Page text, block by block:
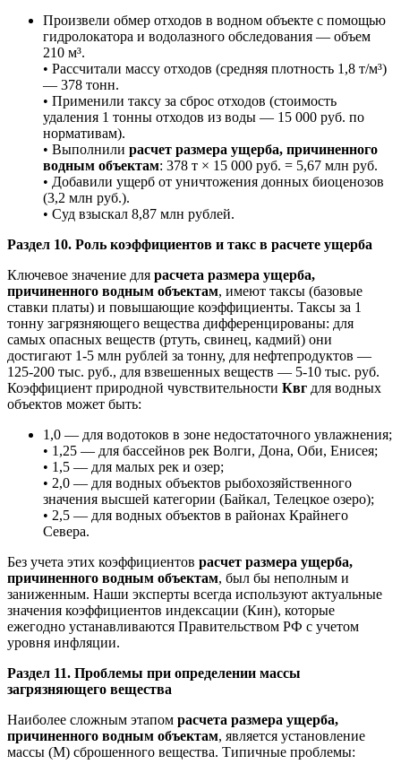
Произвели обмер отходов в водном объекте с помощью
гидролокатора и водолазного обследования — объем
210 м³.
• Рассчитали массу отходов (средняя плотность 1,8 т/м³)
— 378 тонн.
• Применили таксу за сброс отходов (стоимость
удаления 1 тонны отходов из воды — 15 000 руб. по
нормативам).
• Выполнили расчет размера ущерба, причиненного
водным объектам: 378 т × 15 000 руб. = 5,67 млн руб.
• Добавили ущерб от уничтожения донных биоценозов
(3,2 млн руб.).
• Суд взыскал 8,87 млн рублей.
Раздел 10. Роль коэффициентов и такс в расчете ущерба
Ключевое значение для расчета размера ущерба,
причиненного водным объектам, имеют таксы (базовые
ставки платы) и повышающие коэффициенты. Таксы за 1
тонну загрязняющего вещества дифференцированы: для
самых опасных веществ (ртуть, свинец, кадмий) они
достигают 1-5 млн рублей за тонну, для нефтепродуктов —
125-200 тыс. руб., для взвешенных веществ — 5-10 тыс. руб.
Коэффициент природной чувствительности Квг для водных
объектов может быть:
1,0 — для водотоков в зоне недостаточного увлажнения;
• 1,25 — для бассейнов рек Волги, Дона, Оби, Енисея;
• 1,5 — для малых рек и озер;
• 2,0 — для водных объектов рыбохозяйственного
значения высшей категории (Байкал, Телецкое озеро);
• 2,5 — для водных объектов в районах Крайнего
Севера.
Без учета этих коэффициентов расчет размера ущерба,
причиненного водным объектам, был бы неполным и
заниженным. Наши эксперты всегда используют актуальные
значения коэффициентов индексации (Кин), которые
ежегодно устанавливаются Правительством РФ с учетом
уровня инфляции.
Раздел 11. Проблемы при определении массы
загрязняющего вещества
Наиболее сложным этапом расчета размера ущерба,
причиненного водным объектам, является установление
массы (М) сброшенного вещества. Типичные проблемы: